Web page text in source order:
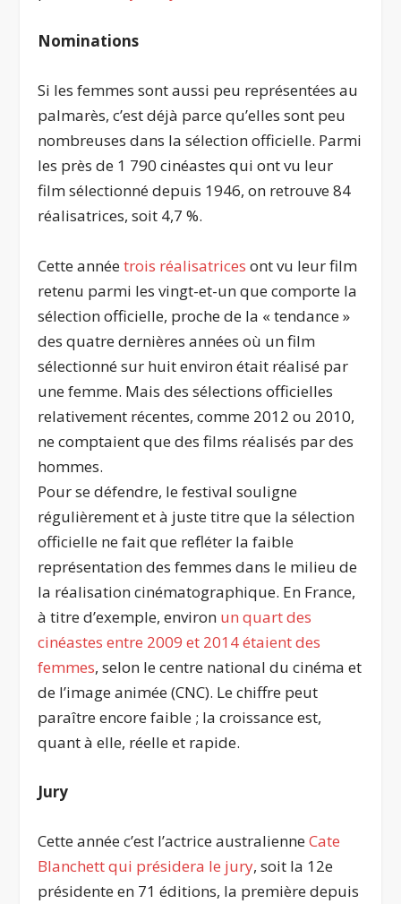
Nominations
Si les femmes sont aussi peu représentées au
palmarès, c’est déjà parce qu’elles sont peu
nombreuses dans la sélection officielle. Parmi
les près de 1 790 cinéastes qui ont vu leur
film sélectionné depuis 1946, on retrouve 84
réalisatrices, soit 4,7 %.
Cette annéetrois réalisatrices ont vu leur film
retenu parmi les vingt-et-un que comporte la
sélection officielle, proche de la « tendance »
des quatre dernières années où un film
sélectionné sur huit environ était réalisé par
une femme. Mais des sélections officielles
relativement récentes, comme 2012 ou 2010,
ne comptaient que des films réalisés par des
hommes.
Pour se défendre, le festival souligne
régulièrement et à juste titre que la sélection
officielle ne fait que refléter la faible
représentation des femmes dans le milieu de
la réalisation cinématographique. En France,
à titre d’exemple, environ un quart des
cinéastes entre 2009 et 2014 étaient des
femmes, selon le centre national du cinéma et
de l’image animée (CNC). Le chiffre peut
paraître encore faible ; la croissance est,
quant à elle, réelle et rapide.
Jury
Cette année c’est l’actrice australienneCate
Blanchett qui présidera le jury, soit la 12e
présidente en 71 éditions, la première depuis